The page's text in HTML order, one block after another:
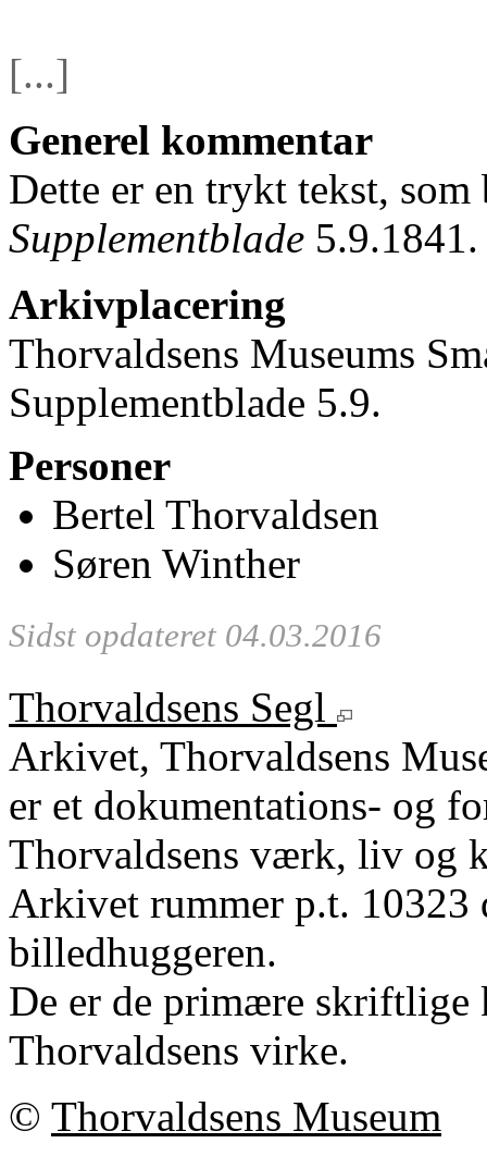
[...]
Generel kommentar
Dette er en trykt tekst,
Supplementblade 5.9.1841.
Arkivplacering
Thorvaldsens Museums
Supplementblade 5.9.
Personer
Bertel Thorvaldsen
Søren Winther
Sidst opdateret 04.03.2016
Thorvaldsens Segl
Arkivet, Thorvaldsens
er et dokumentations- og
Thorvaldsens værk, liv og
Arkivet rummer p.t.
billedhuggeren.
De er de primære
Thorvaldsens virke.
© Thorvaldsens Museum